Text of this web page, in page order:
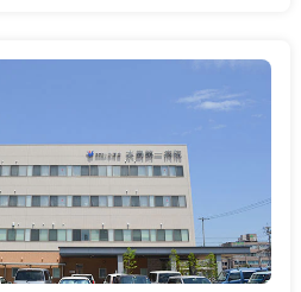
気になる 詳細を見る